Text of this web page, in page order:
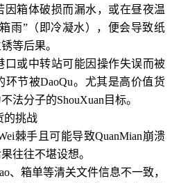
因箱体破损而漏水，或在昼夜温
雨”（即冷凝水），便会导致纸
等后果。
口或中转站可能因操作失误而被
节被DaoQu。尤其是高价值货
法分子的ShouXuan目标。
的挑战
棘手且可能导致QuanMian崩溃
往往不堪设想。
、箱单等清关文件信息不一致，